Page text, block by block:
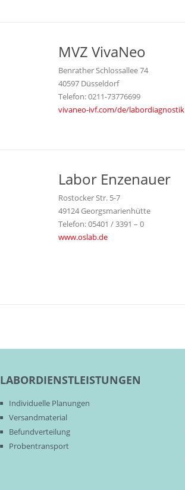
MVZ VivaNeo
Benrather Schlossallee 74
40597 Düsseldorf
Telefon: 0211-73776699
vivaneo-ivf.com/de/labordiagnostik
Labor Enzenauer
Rostocker Str. 5-7
49124 Georgsmarienhütte
Telefon: 05401 / 3391 – 0
www.oslab.de
LABORDIENSTLEISTUNGEN
Individuelle Planungen
Versandmaterial
Befundverteilung
Probentransport